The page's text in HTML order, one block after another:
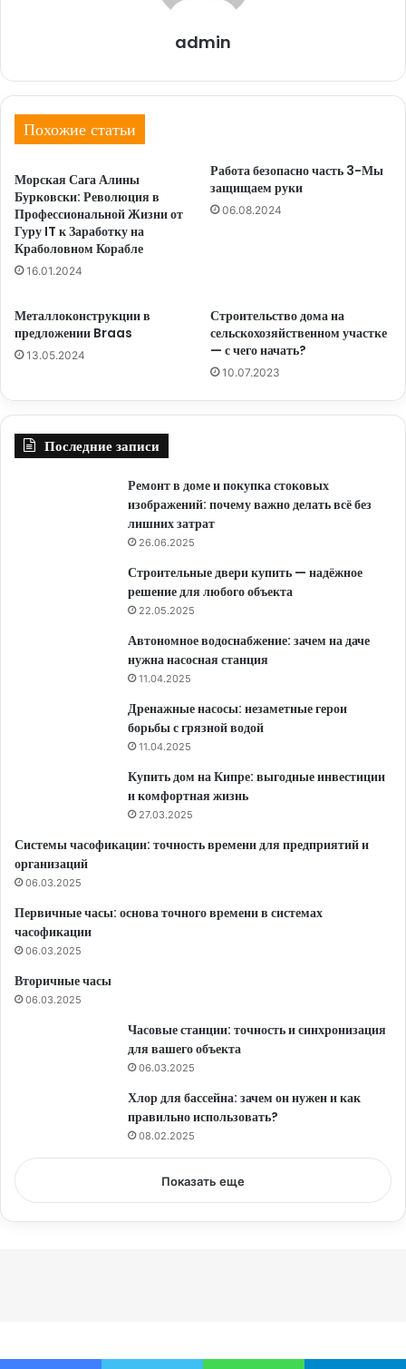
admin
Похожие статьи
Морская Сага Алины
Бурковски: Революция в
Профессиональной Жизни от
Гуру IT к Заработку на
Краболовном Корабле
16.01.2024
Работа безопасно часть 3-Мы
защищаем руки
06.08.2024
Металлоконструкции в
предложении Braas
13.05.2024
Строительство дома на
сельскохозяйственном участке
— с чего начать?
10.07.2023
Последние записи
Ремонт в доме и покупка стоковых
изображений: почему важно делать всё без
лишних затрат
26.06.2025
Строительные двери купить — надёжное
решение для любого объекта
22.05.2025
Автономное водоснабжение: зачем на даче
нужна насосная станция
11.04.2025
Дренажные насосы: незаметные герои
борьбы с грязной водой
11.04.2025
Купить дом на Кипре: выгодные инвестиции
и комфортная жизнь
27.03.2025
Системы часофикации: точность времени для предприятий и
организаций
06.03.2025
Первичные часы: основа точного времени в системах
часофикации
06.03.2025
Вторичные часы
06.03.2025
Часовые станции: точность и синхронизация
для вашего объекта
06.03.2025
Хлор для бассейна: зачем он нужен и как
правильно использовать?
08.02.2025
Показать еще